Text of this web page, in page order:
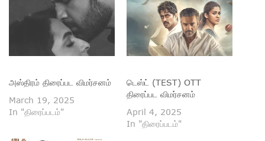
அஸ்திரம் திரைப்பட விமர்சனம்
March 19, 2025
In "திரைப்படம்"
டெஸ்ட் (TEST) OTT
திரைப்பட விமர்சனம்
April 4, 2025
In "திரைப்படம்"